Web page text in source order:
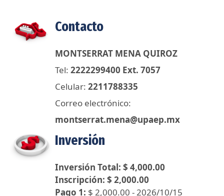
Contacto
MONTSERRAT MENA QUIROZ
Tel: 2222299400 Ext. 7057
Celular: 2211788335
Correo electrónico:
montserrat.mena@upaep.mx
Inversión
Inversión Total: $ 4,000.00
Inscripción: $ 2,000.00
Pago 1: $ 2,000.00 - 2026/10/15